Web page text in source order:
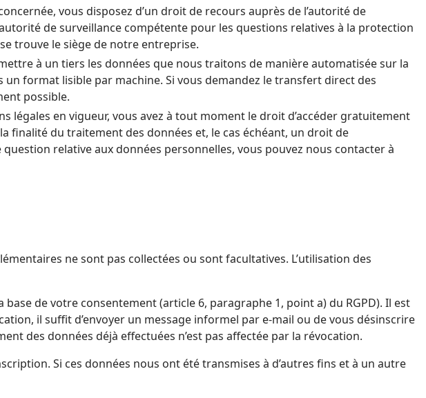
vous disposez d’un droit de recours auprès de l’autorité de
de surveillance compétente pour les questions relatives à la protection
trouve le siège de notre entreprise.
à un tiers les données que nous traitons de manière automatisée sur la
vous demandez le transfert direct des
possible.
légales en vigueur, vous avez à tout moment le droit d’accéder gratuitement
finalité du traitement des données et, le cas échéant, un droit de
relative aux données personnelles, vous pouvez nous contacter à
ne sont pas collectées ou sont facultatives. L’utilisation des
de votre consentement (article 6, paragraphe 1, point a) du RGPD). Il est
il suffit d’envoyer un message informel par e-mail ou de vous désinscrire
des données déjà effectuées n’est pas affectée par la révocation.
Si ces données nous ont été transmises à d’autres fins et à un autre